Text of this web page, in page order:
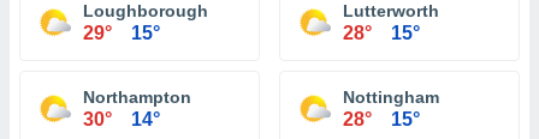
Loughborough
29° 15°
Lutterworth
28° 15°
Northampton
30° 14°
Nottingham
28° 15°